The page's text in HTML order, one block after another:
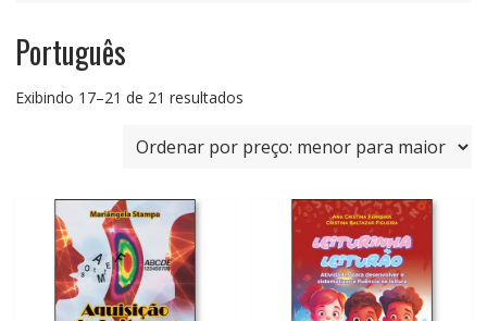
Português
Exibindo 17–21 de 21 resultadosClassificado
preço: